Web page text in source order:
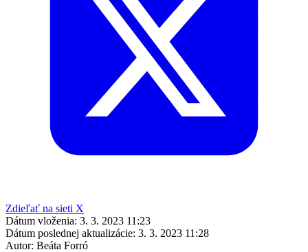
Zdieľať na sieti X
Dátum vloženia: 3. 3. 2023 11:23
Dátum poslednej aktualizácie: 3. 3. 2023 11:28
Autor: Beáta Forró